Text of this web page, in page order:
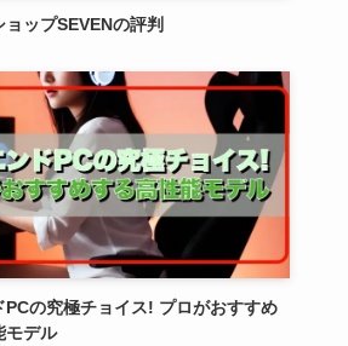
ップSEVENの評判
PCの究極チョイス! プロがおすすめ
モデル